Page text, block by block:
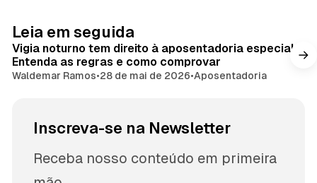
Leia em seguida
Vigia noturno tem direito à aposentadoria especial?
Entenda as regras e como comprovar
Waldemar Ramos•28 de mai de 2026•Aposentadoria
Inscreva-se na Newsletter
Receba nosso conteúdo em primeira